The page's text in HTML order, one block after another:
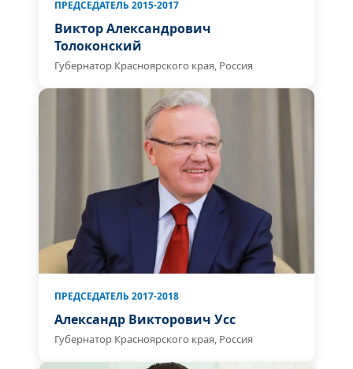
ПРЕДСЕДАТЕЛЬ 2015-2017
Виктор Александрович
Толоконский
Губернатор Красноярского края, Россия
ПРЕДСЕДАТЕЛЬ 2017-2018
Александр Викторович Усс
Губернатор Красноярского края, Россия